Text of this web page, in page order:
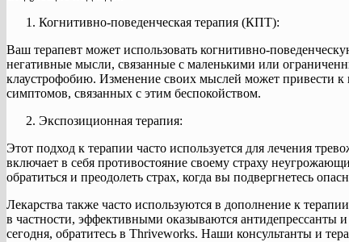
Когнитивно-поведенческая терапия (КПТ):
Ваш терапевт может использовать когнитивно-
негативные мысли, связанные с маленькими или
клаустрофобию. Изменение своих мыслей может привести
симптомов, связанных с этим беспокойством.
Экспозиционная терапия:
Этот подход к терапии часто используется для лечения
включает в себя противостояние своему страху
обратиться и преодолеть страх, когда вы подвергнетесь
Лекарства также часто используются в дополнение к
в частности, эффективными оказываются антидепрессанты
сегодня, обратитесь в Thriveworks. Наши консультанты и